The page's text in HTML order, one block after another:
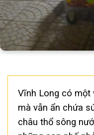
Vĩnh Long có một
mà vẫn ẩn chứa
châu thổ sông